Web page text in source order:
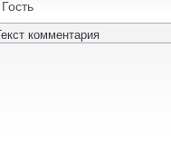
Текст комментария